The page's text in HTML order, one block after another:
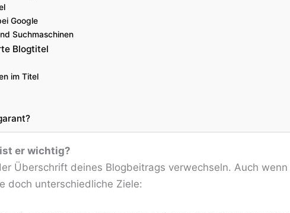
Google
Suchmaschinen
Blogtitel
im Titel
er wichtig?
Überschrift deines Blogbeitrags verwechseln. Auch wenn
doch unterschiedliche Ziele: